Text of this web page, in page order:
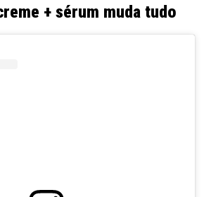
+ sérum muda tudo